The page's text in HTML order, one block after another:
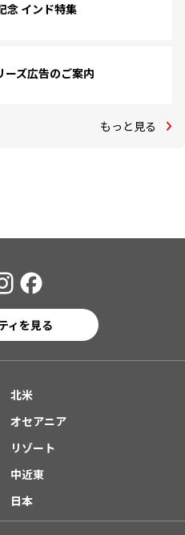
念 インド特集
ーズ広告のご案内
もっと見る
ィを見る
北米
オセアニア
リゾート
中近東
日本